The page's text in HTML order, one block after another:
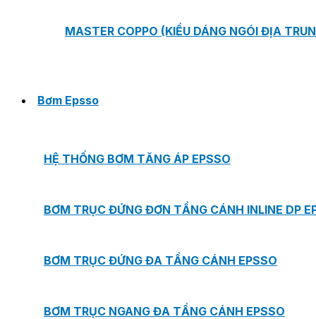
MASTER COPPO (KIỂU DÁNG NGÓI ĐỊA
Bơm Epsso
HỆ THỐNG BƠM TĂNG ÁP EPSSO
BƠM TRỤC ĐỨNG ĐƠN TẦNG CÁNH INLINE DP
BƠM TRỤC ĐỨNG ĐA TẦNG CÁNH EPSSO
BƠM TRỤC NGANG ĐA TẦNG CÁNH EPSSO